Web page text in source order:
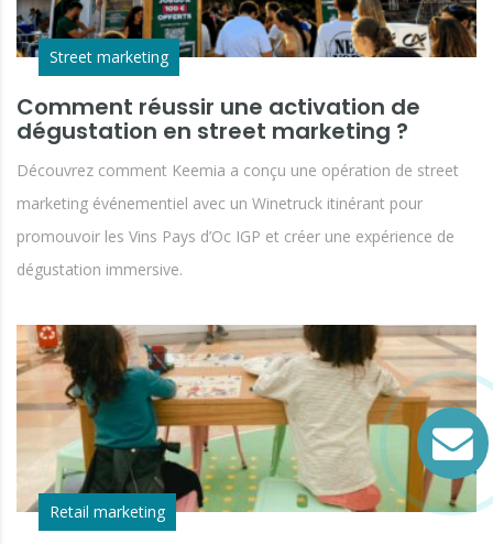
Street marketing
Comment réussir une activation de
dégustation en street marketing ?
Découvrez comment Keemia a conçu une opération de street
marketing événementiel avec un Winetruck itinérant pour
promouvoir les Vins Pays d’Oc IGP et créer une expérience de
dégustation immersive.
Retail marketing